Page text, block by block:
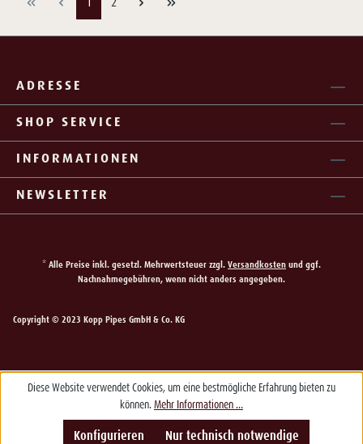
ADRESSE
SHOP SERVICE
INFORMATIONEN
NEWSLETTER
* Alle Preise inkl. gesetzl. Mehrwertsteuer zzgl. Versandkosten und ggf.
Nachnahmegebühren, wenn nicht anders angegeben.
Copyright © 2023 Kopp Pipes GmbH & Co. KG
Diese Website verwendet Cookies, um eine bestmögliche Erfahrung bieten zu
können.Mehr Informationen ...
Nur technisch notwendige
Konfigurieren